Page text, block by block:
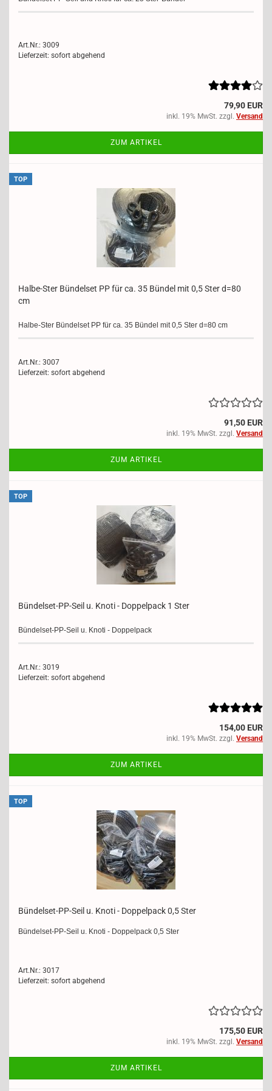
Art.Nr.: 3009
Lieferzeit: sofort abgehend
79,90 EUR
inkl. 19% MwSt. zzgl. Versand
ZUM ARTIKEL
TOP
Halbe-​​Ster Bün­del­set PP für ca. 35 Bün­del mit 0,5 Ster d=80
cm
Halbe-​Ster Bün­del­set PP für ca. 35 Bün­del mit 0,5 Ster d=80 cm
Art.Nr.: 3007
Lieferzeit: sofort abgehend
91,50 EUR
inkl. 19% MwSt. zzgl. Versand
ZUM ARTIKEL
TOP
Bündelset-​​PP-​Seil u. Knoti - Dop­pel­pack 1 Ster
Bündelset-​PP-Seil u. Knoti - Dop­pel­pack
Art.Nr.: 3019
Lieferzeit: sofort abgehend
154,00 EUR
inkl. 19% MwSt. zzgl. Versand
ZUM ARTIKEL
TOP
Bündelset-​​PP-​Seil u. Knoti - Dop­pel­pack 0,5 Ster
Bündelset-​PP-Seil u. Knoti - Dop­pel­pack 0,5 Ster
Art.Nr.: 3017
Lieferzeit: sofort abgehend
175,50 EUR
inkl. 19% MwSt. zzgl. Versand
ZUM ARTIKEL